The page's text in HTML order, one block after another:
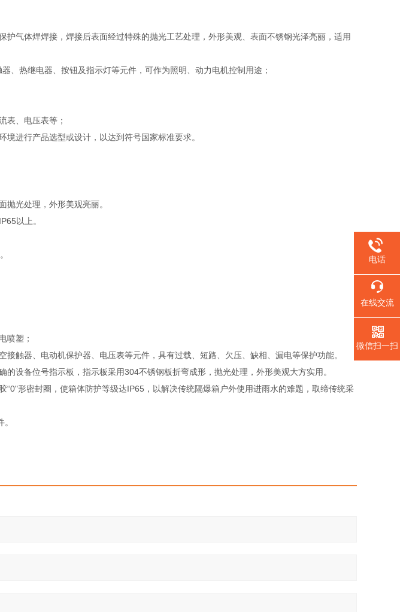
护气体焊焊接，焊接后表面经过特殊的抛光工艺处理，外形美观、表面不锈钢光泽亮丽，适用
、热继电器、按钮及指示灯等元件，可作为照明、动力电机控制用途；
表、电压表等；
进行产品选型或设计，以达到符号国家标准要求。
抛光处理，外形美观亮丽。
以上。
喷塑；
触器、电动机保护器、电压表等元件，具有过载、短路、欠压、缺相、漏电等保护功能。
设备位号指示板，指示板采用304不锈钢板折弯成形，抛光处理，外形美观大方实用。
“0"形密封圈，使箱体防护等级达IP65，以解决传统隔爆箱户外使用进雨水的难题，取缔传统采
电话
在线交流
微信扫一扫